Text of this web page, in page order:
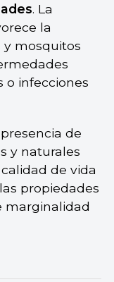
. La
la
y mosquitos
o infecciones
presencia de
y naturales
de vida
propiedades
marginalidad